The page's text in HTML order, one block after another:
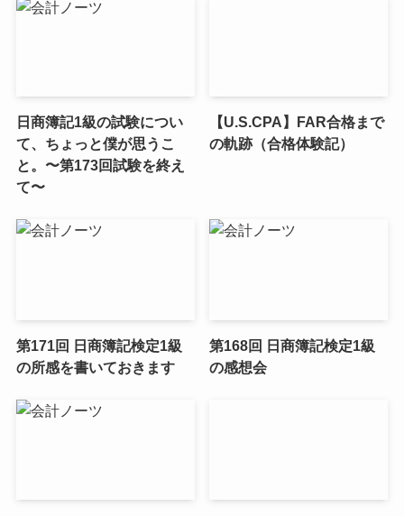
日商簿記1級の試験につい
て、ちょっと僕が思うこ
と。〜第173回試験を終え
て〜
【U.S.CPA】FAR合格まで
の軌跡（合格体験記）
第171回 日商簿記検定1級
の所感を書いておきます
第168回 日商簿記検定1級
の感想会